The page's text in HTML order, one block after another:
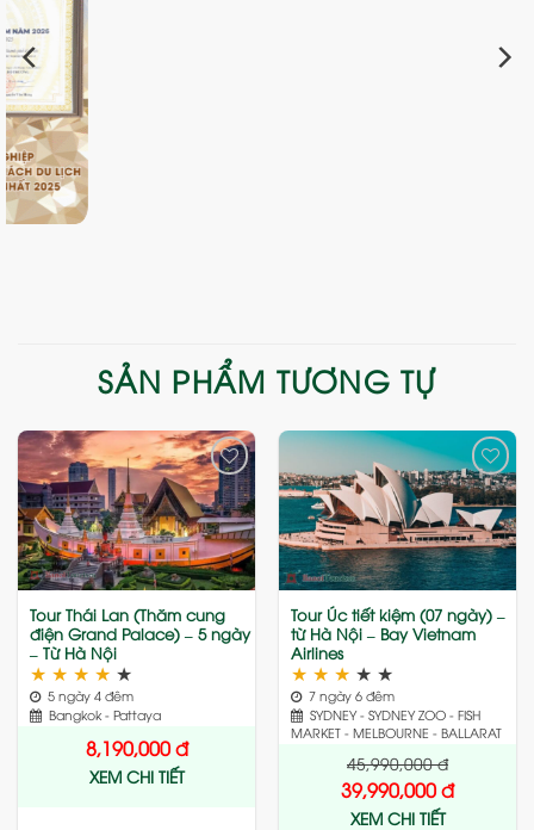
SẢN PHẨM TƯƠNG TỰ
Add
to
wishlist
Tour Thái Lan (Thăm cung
điện Grand Palace) – 5 ngày
– Từ Hà Nội
★ ★ ★ ★ ★
5 ngày 4 đêm
Bangkok - Pattaya
8,190,000đ
XEM CHI TIẾT
Add
to
wishlist
Tour Úc tiết kiệm (07 ngày) –
từ Hà Nội – Bay Vietnam
Airlines
★ ★ ★ ★ ★
7 ngày 6 đêm
SYDNEY - SYDNEY ZOO - FISH
MARKET - MELBOURNE - BALLARAT
45,990,000đ
39,990,000đ
XEM CHI TIẾT